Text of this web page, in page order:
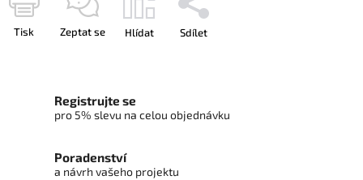
Tisk Zeptat se Hlídat Sdílet
Registrujte se
pro 5% slevu na celou objednávku
Poradenství
a návrh vašeho projektu